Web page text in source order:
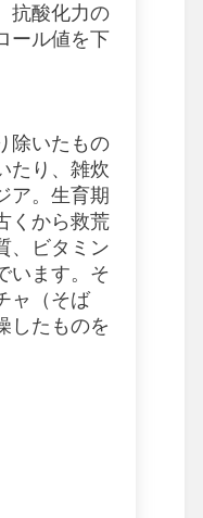
抗酸化力の
ール値を下
除いたもの
たり、雑炊
ア。生育期
くから救荒
、ビタミン
います。そ
ャ（そば
したものを